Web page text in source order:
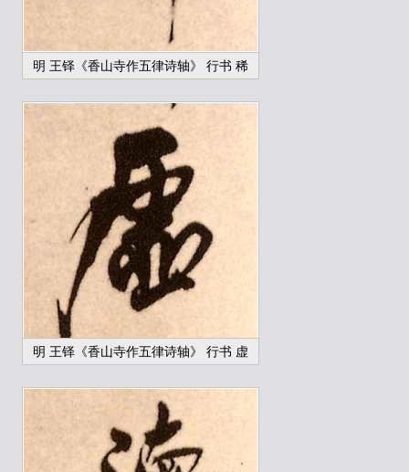
明 王铎《香山寺作五律诗轴》 行书 稀
明 王铎《香山寺作五律诗轴》 行书 虚